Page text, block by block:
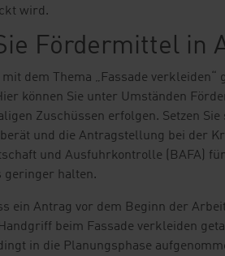
wird.
Fördermittel in
mit dem Thema „Fassade
können Sie unter Umständen
Zuschüssen erfolgen. Setzen
und die Antragstellung bei der
und Ausfuhrkontrolle (BAFA)
geringer halten.
ein Antrag vor dem Beginn der
beim Fassade verkleiden
in die Planungsphase